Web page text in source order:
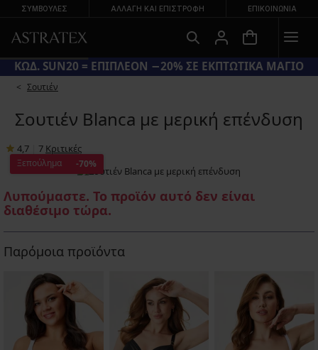
ΣΥΜΒΟΥΛΕΣ ΑΛΛΑΓΉ ΚΑΙ ΕΠΙΣΤΡΟΦΉ ΕΠΙΚΟΙΝΩΝΊΑ
ΚΩΔ. SUN20 = ΕΠΙΠΛΕΟΝ −20% ΣΕ ΕΚΠΤΩΤΙΚΑ ΜΑΓΙΟ
Σουτιέν
Σουτιέν Blanca με μερική επένδυση
4,7 7 Κριτικές
Ξεπούλημα -70%
Λυπούμαστε. Το προϊόν αυτό δεν είναι
διαθέσιμο τώρα.
Παρόμοια προϊόντα